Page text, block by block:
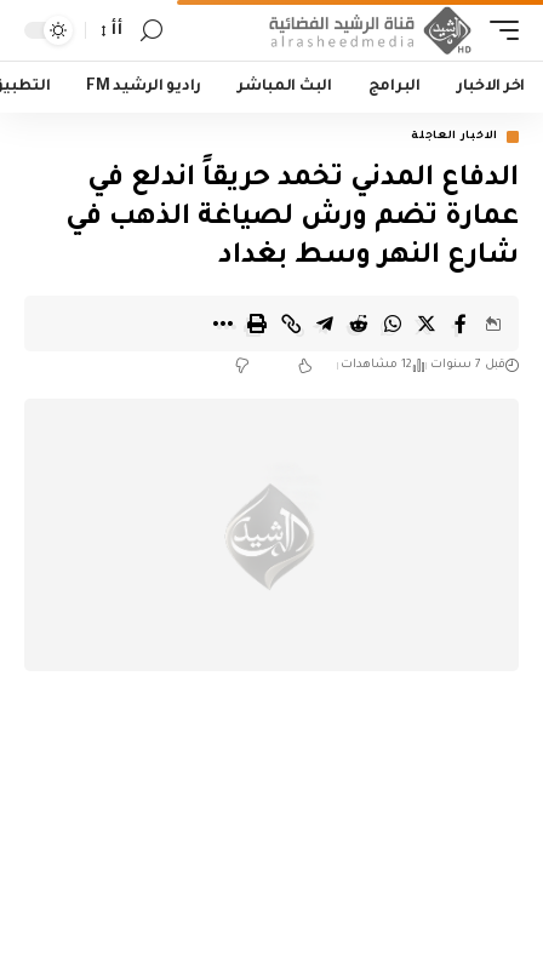
أأ
اخر الاخبار البرامج البث المباشر راديو الرشيد FM
الاخبار العاجلة
الدفاع المدني تخمد حريقاً اندلع في
عمارة تضم ورش لصياغة الذهب في
شارع النهر وسط بغداد
قبل 7 سنوات 12 مشاهدات